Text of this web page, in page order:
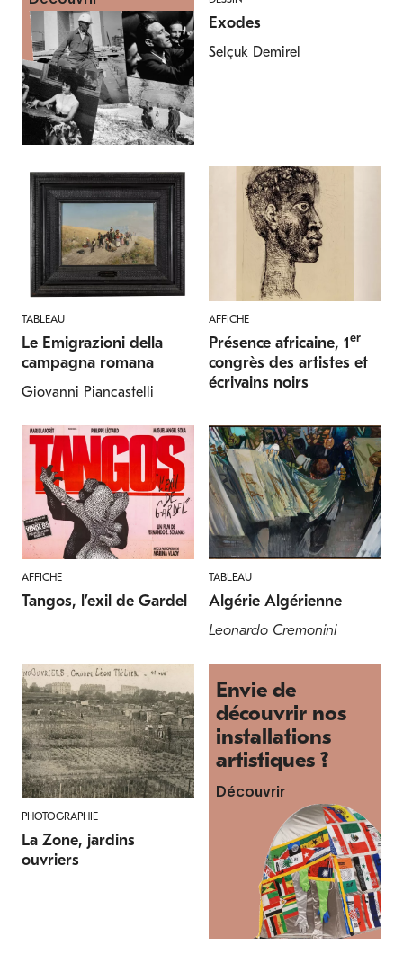
Exodes
Selçuk Demirel
TABLEAU
Le Emigrazioni della
campagna romana
Giovanni Piancastelli
AFFICHE
Présence africaine, 1er
congrès des artistes et
écrivains noirs
AFFICHE
Tangos, l’exil de Gardel
TABLEAU
Algérie Algérienne
Leonardo Cremonini
PHOTOGRAPHIE
La Zone, jardins
ouvriers
Envie de
découvrir nos
installations
artistiques ?
Découvrir